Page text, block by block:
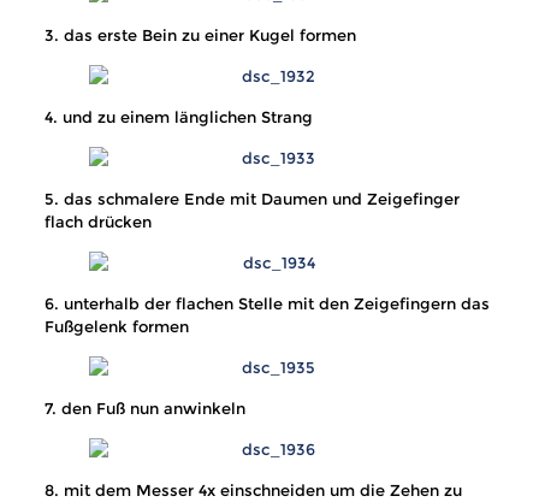
3. das erste Bein zu einer Kugel formen
4. und zu einem länglichen Strang
5. das schmalere Ende mit Daumen und Zeigefinger
flach drücken
6. unterhalb der flachen Stelle mit den Zeigefingern das
Fußgelenk formen
7. den Fuß nun anwinkeln
8. mit dem Messer 4x einschneiden um die Zehen zu